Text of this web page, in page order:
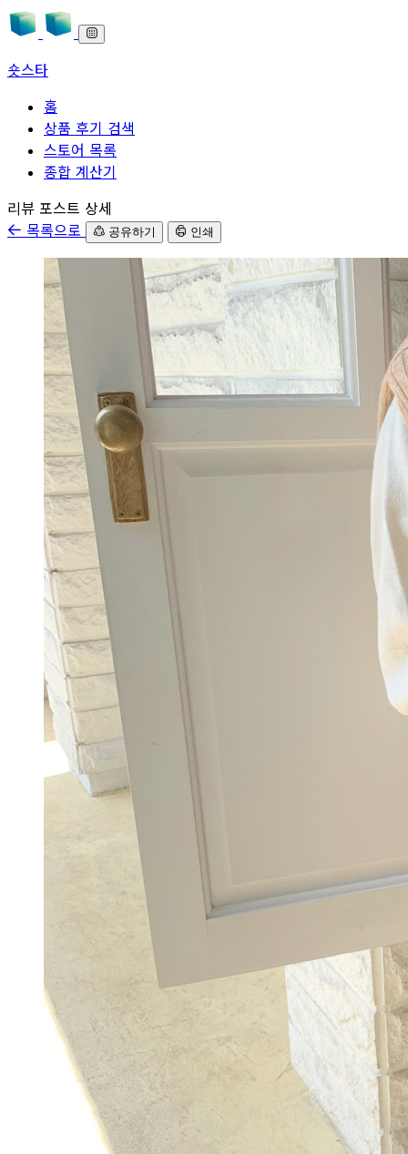
숏스타
홈
상품 후기 검색
스토어 목록
종합 계산기
본문으로 바로가기
리뷰 포스트 상세
목록으로
공유하기 인쇄